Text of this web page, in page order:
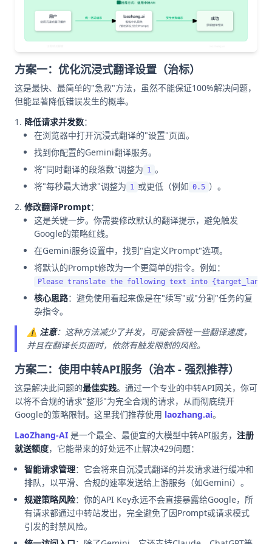
方案一：优化沉浸式翻译设置（治标）
这是最快、最简单的"急救"方法，虽然不能保证100%解决问题，
但能显著降低错误发生的概率。
降低请求并发数：
在浏览器中打开沉浸式翻译的"设置"页面。
找到你配置的Gemini翻译服务。
将"同时翻译的段落数"调整为 1 。
将"每秒最大请求"调整为 1 或更低（例如 0.5 ）。
修改翻译Prompt：
这是关键一步。你需要修改默认的翻译提示，避免触发
Google的策略红线。
在Gemini服务设置中，找到"自定义Prompt"选项。
将默认的Prompt修改为一个更简单的指令。例如：
核心思路：避免使用看起来像是在"续写"或"分割"任务的复
杂指令。
⚠️ 注意：这种方法减少了并发，可能会牺牲一些翻译速度，
并且在翻译长页面时，依然有触发限制的风险。
方案二：使用中转API服务（治本 - 强烈推荐）
这是解决此问题的最佳实践。通过一个专业的中转API网关，你可
以将不合规的请求"整形"为完全合规的请求，从而彻底绕开
Google的策略限制。这里我们推荐使用 laozhang.ai。
LaoZhang-AI 是一个最全、最便宜的大模型中转API服务， 注册
就送额度，它能带来的好处远不止解决429问题：
智能请求管理：它会将来自沉浸式翻译的并发请求进行缓冲和
排队，以平滑、合规的速率发送给上游服务（如Gemini）。
规避策略风险：你的API Key永远不会直接暴露给Google，所
有请求都通过中转站发出，完全避免了因Prompt或请求模式
引发的封禁风险。